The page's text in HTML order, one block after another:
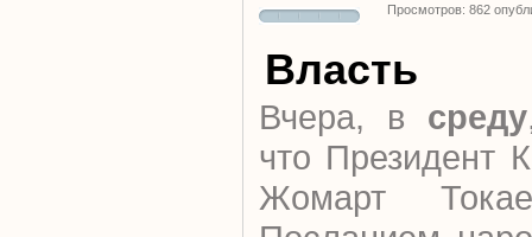
Просмотров: 862
Власть
Вчера, в среду
что Президент
Жомарт